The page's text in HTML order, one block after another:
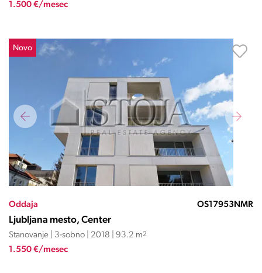
1.500 €/mesec
Novo
Oddaja OS17953NMR
Ljubljana mesto, Center
Stanovanje | 3-sobno | 2018 | 93.2 m2
1.550 €/mesec